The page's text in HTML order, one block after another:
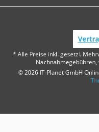
* Alle Preise inkl. gesetzl.
© 2026 IT-Planet GmbH